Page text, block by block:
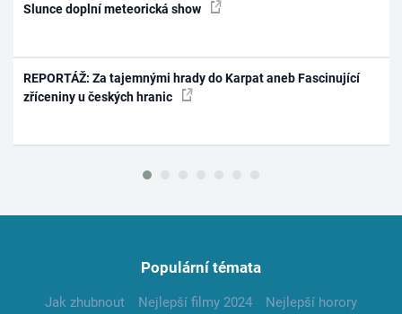
Slunce doplní meteorická show
REPORTÁŽ: Za tajemnými hrady do Karpat aneb Fascinující
zříceniny u českých hranic
Populární témata
Jak zhubnout Nejlepší filmy 2024
Nejlepší horory